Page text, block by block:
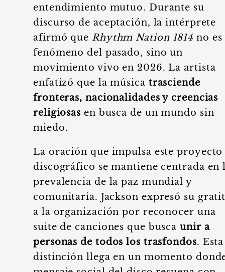
entendimiento mutuo. Durante su
discurso de aceptación, la intérprete
afirmó que Rhythm Nation 1814 no
fenómeno del pasado, sino un
movimiento vivo en 2026. La artista
enfatizó que la música trasciende
fronteras, nacionalidades y creencias
religiosas en busca de un mundo sin
miedo.
La oración que impulsa este proyecto
discográfico se mantiene centrada en
prevalencia de la paz mundial y
comunitaria. Jackson expresó su
a la organización por reconocer una
suite de canciones que buscaunir a
personas de todos los trasfondos. Esta
distinción llega en un momento